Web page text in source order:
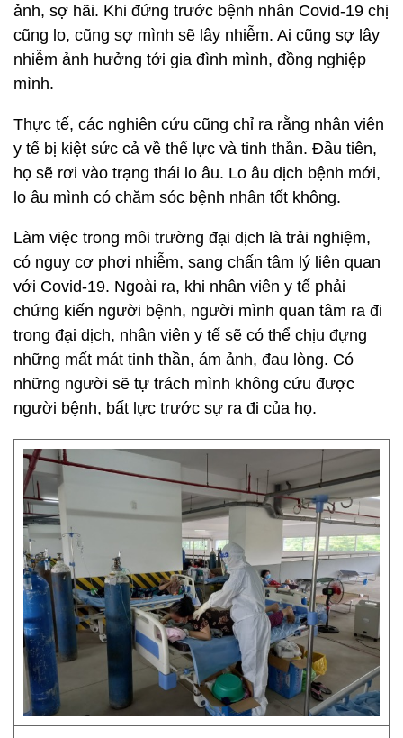
ảnh, sợ hãi. Khi đứng trước bệnh nhân Covid-19 chị
cũng lo, cũng sợ mình sẽ lây nhiễm. Ai cũng sợ lây
nhiễm ảnh hưởng tới gia đình mình, đồng nghiệp
mình.
Thực tế, các nghiên cứu cũng chỉ ra rằng nhân viên
y tế bị kiệt sức cả về thể lực và tinh thần. Đầu tiên,
họ sẽ rơi vào trạng thái lo âu. Lo âu dịch bệnh mới,
lo âu mình có chăm sóc bệnh nhân tốt không.
Làm việc trong môi trường đại dịch là trải nghiệm,
có nguy cơ phơi nhiễm, sang chấn tâm lý liên quan
với Covid-19. Ngoài ra, khi nhân viên y tế phải
chứng kiến người bệnh, người mình quan tâm ra đi
trong đại dịch, nhân viên y tế sẽ có thể chịu đựng
những mất mát tinh thần, ám ảnh, đau lòng. Có
những người sẽ tự trách mình không cứu được
người bệnh, bất lực trước sự ra đi của họ.